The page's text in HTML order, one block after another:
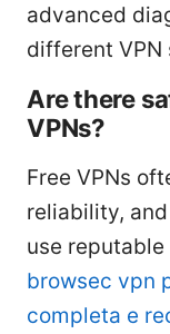
advanced
different VPN
Are there
VPNs?
Free VPNs
reliability,
use
browsec vpn
completa e